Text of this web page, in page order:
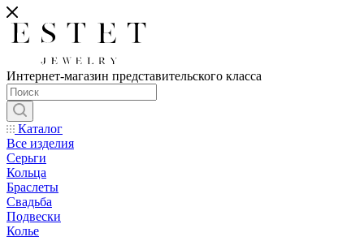
Интернет-магазин представительского класса
Каталог
Все изделия
Серьги
Кольца
Браслеты
Свадьба
Подвески
Колье